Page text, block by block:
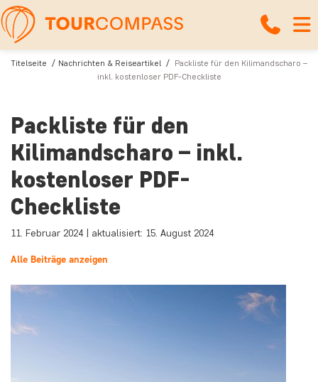
Titelseite Nachrichten & Reiseartikel
Packliste für den Kilimandscharo –
inkl. kostenloser PDF-Checkliste
Packliste für den
Kilimandscharo – inkl.
kostenloser PDF-
Checkliste
11. Februar 2024 | aktualisiert: 15. August 2024
Alle Beiträge anzeigen